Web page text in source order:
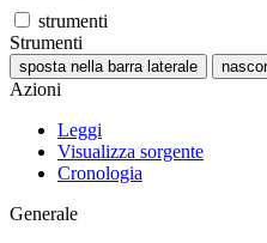
strumenti
Strumenti
sposta nella barra laterale
Azioni
Leggi
Visualizza sorgente
Cronologia
Generale